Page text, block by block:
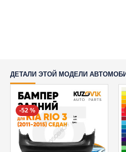
ДЕТАЛИ ЭТОЙ МОДЕЛИ
-52 %